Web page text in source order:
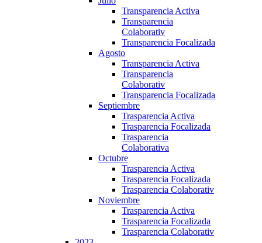
Transparencia Activa
Transparencia
Colaborativ
Transparencia Focalizada
Agosto
Transparencia Activa
Transparencia
Colaborativ
Transparencia Focalizada
Septiembre
Trasparencia Activa
Trasparencia Focalizada
Trasparencia
Colaborativa
Octubre
Trasparencia Activa
Trasparencia Focalizada
Trasparencia Colaborativ
Noviembre
Trasparencia Activa
Trasparencia Focalizada
Trasparencia Colaborativ